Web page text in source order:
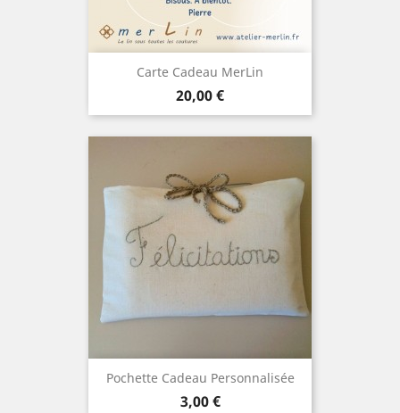
Carte Cadeau MerLin
Prix
20,00 €
Pochette Cadeau Personnalisée
Prix
3,00 €